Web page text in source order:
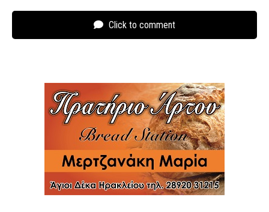
Click to comment